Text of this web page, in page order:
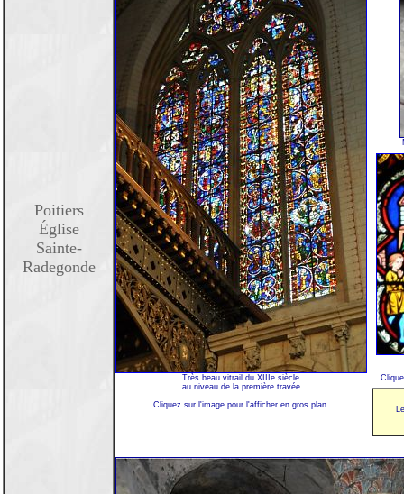
Poitiers
Église
Sainte-
Radegonde
Très beau vitrail du XIIIe siècle
au niveau de la première travée
Cliquez sur l'image pour l'afficher en gros plan.